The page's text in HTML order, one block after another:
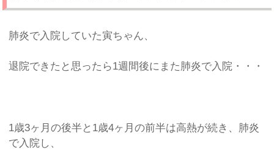
肺炎で入院していた寅ちゃん、
退院できたと思ったら1週間後にまた肺炎で入院・・・
1歳3ヶ月の後半と1歳4ヶ月の前半は高熱が続き、肺炎
で入院し、